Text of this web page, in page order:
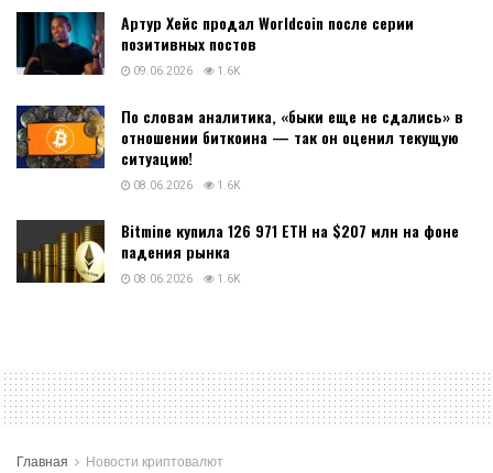
Артур Хейс продал Worldcoin после серии
позитивных постов
09.06.2026 1.6K
По словам аналитика, «быки еще не сдались» в
отношении биткоина — так он оценил текущую
ситуацию!
08.06.2026 1.6K
Bitmine купила 126 971 ETH на $207 млн на фоне
падения рынка
08.06.2026 1.6K
Главная Новости криптовалют